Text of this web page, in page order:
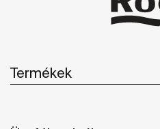
Termékek